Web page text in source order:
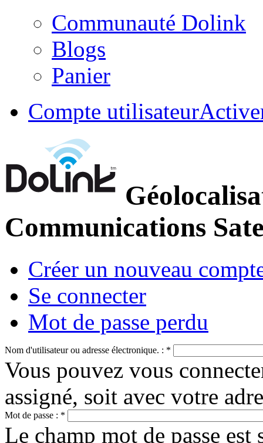
Communauté Dolink
Blogs
Panier
Compte utilisateur
Communications
Créer un nouveau
Se connecter
Mot de passe perdu
Nom d'utilisateur ou adresse électronique. : *
Vous pouvez vous
assigné, soit avec votre
Mot de passe : *
Le champ mot de passe est